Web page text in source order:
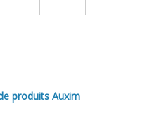
produits Auxim